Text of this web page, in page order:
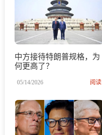
中方接待特朗普规格，为
何更高了？
05/14/2026 阅读